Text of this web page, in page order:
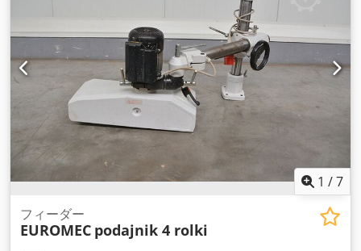
1 /7
フィーダー
EUROMEC podajnik 4 rolki